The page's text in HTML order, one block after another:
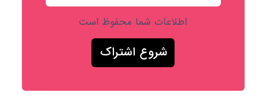
اطلاعات شما محفوظ است